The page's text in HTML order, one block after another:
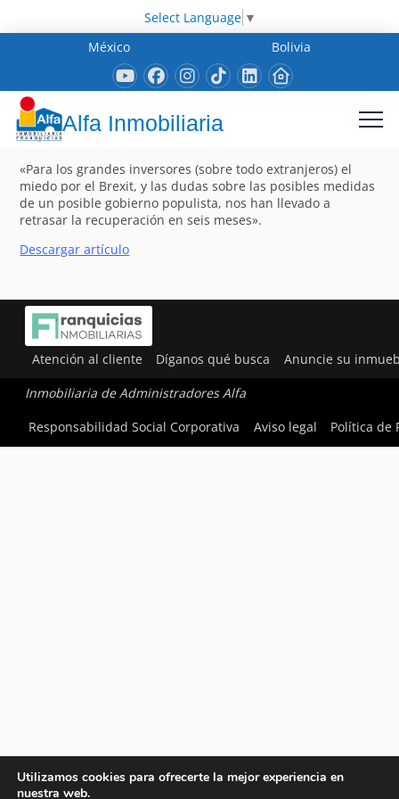
Select Language ▼
México
Bolivia
Alfa Inmobiliaria
«Para los grandes inversores (sobre todo extranjeros) el
miedo por el Brexit, y las dudas sobre las posibles medidas
de un posible gobierno populista, nos han llevado a
retrasar la recuperación en seis meses».
Descargar artículo
Atención al cliente Díganos qué busca Anuncie su
Inmobiliaria de Administradores Alfa
Responsabilidad Social Corporativa
Aviso legal Política de
Utilizamos cookies para ofrecerte la mejor experiencia en
nuestra web.